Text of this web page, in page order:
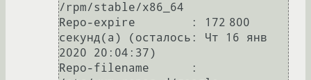
/rpm/stable/x86_64
Repo-expire        : 172 800
секунд(а) (осталось: Чт 16 янв
2020 20:04:37)
Repo-filename      :